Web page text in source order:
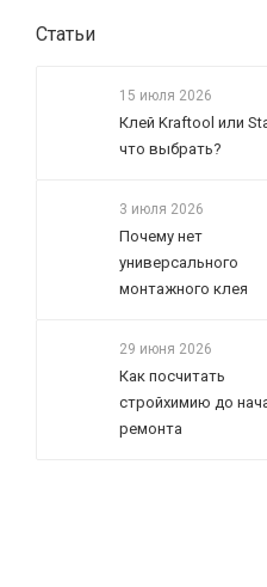
Статьи
15 июля 2026
Клей Kraftool или
что выбрать?
3 июля 2026
Почему нет
универсального
монтажного клея
29 июня 2026
Как посчитать
стройхимию до
ремонта